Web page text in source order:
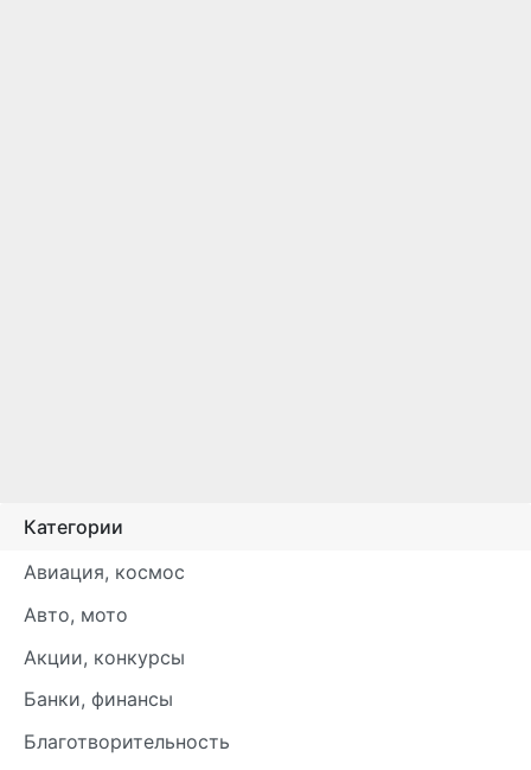
Категории
Авиация, космос
Авто, мото
Акции, конкурсы
Банки, финансы
Благотворительность